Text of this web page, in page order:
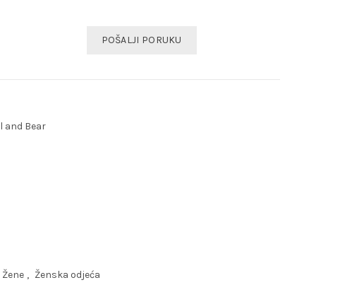
POŠALJI PORUKU
and Bear
Žene , Ženska odjeća